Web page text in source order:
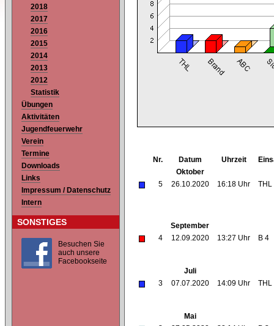
2018
2017
2016
2015
2014
2013
2012
Statistik
Übungen
Aktivitäten
Jugendfeuerwehr
Verein
Termine
Downloads
Links
Impressum / Datenschutz
Intern
SONSTIGES
Besuchen Sie
auch unsere
Facebookseite
Nr. Datum Uhrzeit
Oktober
5
26.10.2020 16:18 Uhr THL
September
4
12.09.2020 13:27 Uhr B 4
Juli
3
07.07.2020 14:09 Uhr THL
Mai